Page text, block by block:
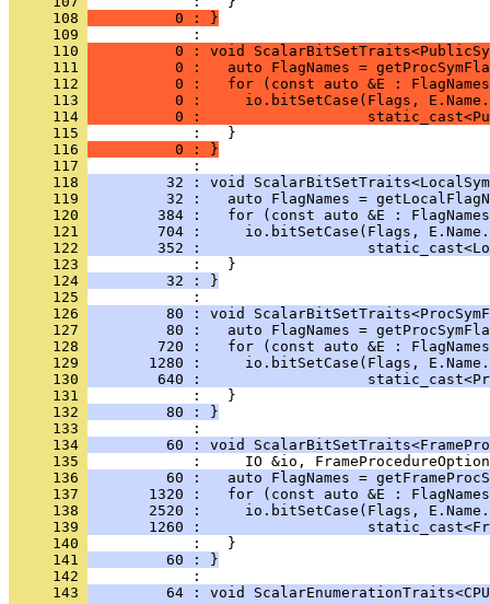
     108
          0 : }
     109
     110
0 : void
     111
0 :   auto FlagNames =
     112
0 :   for (const auto &E :
     113
0 :     io.bitSetCase(Flags,
     114
0 :
     115
     116
          0 : }
     117
     118
32 : void
     119
32 :   auto FlagNames =
     120
384 :   for (const auto &E :
     121
704 :     io.bitSetCase(Flags,
     122
352 :
     123
     124
         32 : }
     125
     126
80 : void
     127
80 :   auto FlagNames =
     128
720 :   for (const auto &E :
     129
1280 :     io.bitSetCase(Flags,
     130
640 :
     131
     132
         80 : }
     133
     134
60 : void
     135
     136
60 :   auto FlagNames =
     137
1320 :   for (const auto &E :
     138
2520 :     io.bitSetCase(Flags,
     139
1260 :
     140
     141
         60 : }
     142
     143
64 : void